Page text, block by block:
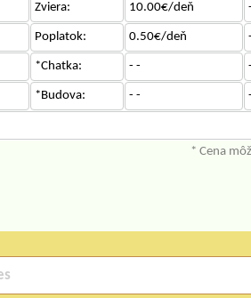
Zviera: 10.00€/deň
Poplatok: 0.50€/deň
*Chatka: - -
*Budova: - -
* Cena